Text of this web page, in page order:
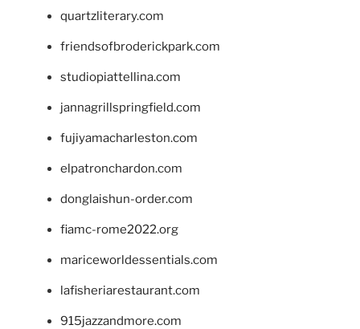
quartzliterary.com
friendsofbroderickpark.com
studiopiattellina.com
jannagrillspringfield.com
fujiyamacharleston.com
elpatronchardon.com
donglaishun-order.com
fiamc-rome2022.org
mariceworldessentials.com
lafisheriarestaurant.com
915jazzandmore.com